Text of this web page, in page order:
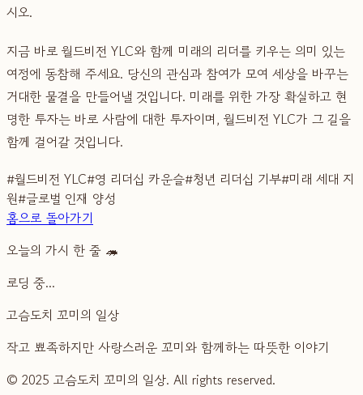
시오.
지금 바로 월드비전 YLC와 함께 미래의 리더를 키우는 의미 있는
여정에 동참해 주세요. 당신의 관심과 참여가 모여 세상을 바꾸는
거대한 물결을 만들어낼 것입니다. 미래를 위한 가장 확실하고 현
명한 투자는 바로 사람에 대한 투자이며, 월드비전 YLC가 그 길을
함께 걸어갈 것입니다.
#월드비전 YLC#영 리더십 카운슬#청년 리더십 기부#미래 세대 지
원#글로벌 인재 양성
홈으로 돌아가기
오늘의 가시 한 줄 🦔
로딩 중...
고슴도치 꼬미의 일상
작고 뾰족하지만 사랑스러운 꼬미와 함께하는 따뜻한 이야기
© 2025 고슴도치 꼬미의 일상. All rights reserved.